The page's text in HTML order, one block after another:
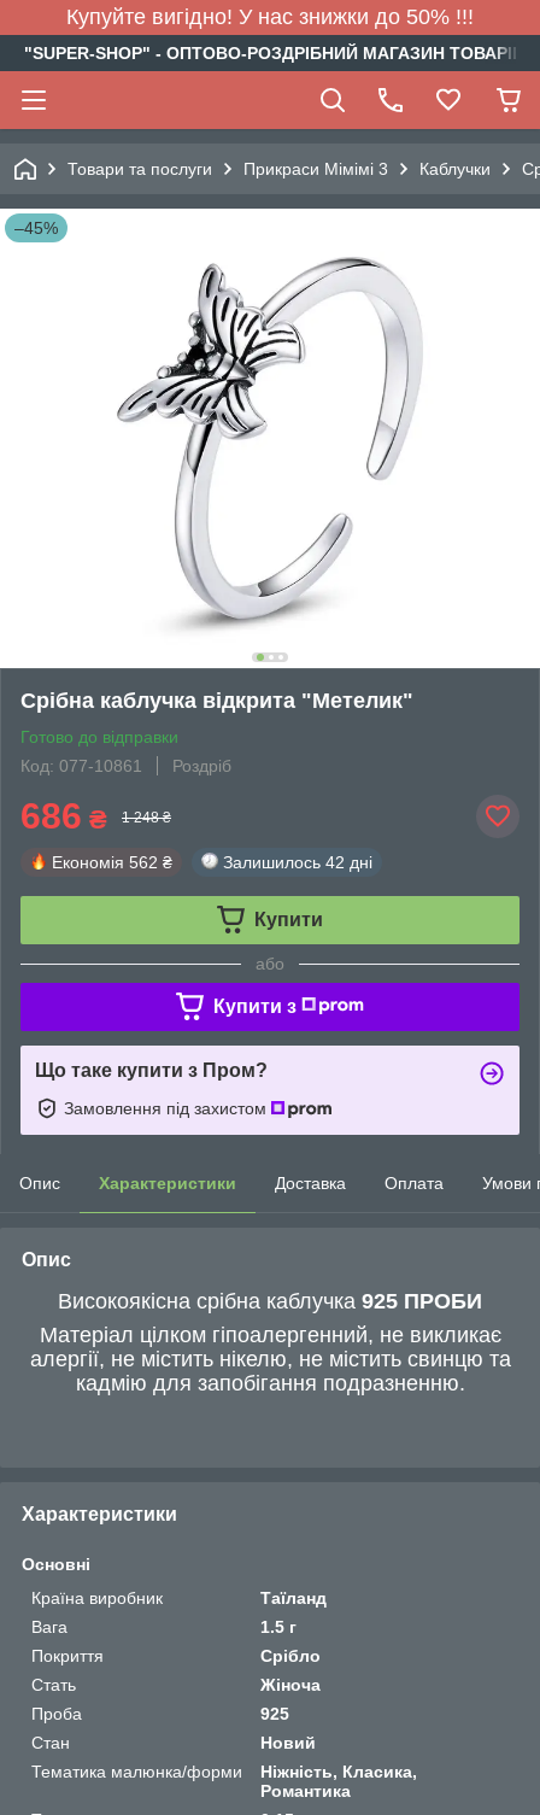
Купуйте вигідно! У нас знижки до 50% !!!
"SUPER-SHOP" - ОПТОВО-РОЗДРІБНИЙ МАГАЗИН
Товари та послуги Прикраси Мімімі 3 Каблучки
–45%
Срібна каблучка відкрита "Метелик"
Готово до відправки
Код: 077-10861
Роздріб
686 ₴ 1 248 ₴
Економія 562 ₴ Залишилось 42 дні
Купити
або
Купити з
Що таке купити з Пром?
Замовлення під захистом
Опис Характеристики Доставка Оплата Умови
Опис
Високоякісна срібна каблучка 925 ПРОБИ
Матеріал цілком гіпоалергенний, не викликає
алергії, не містить нікелю, не містить свинцю та
кадмію для запобігання подразненню.
Характеристики
Основні
Країна виробник
Таїланд
Вага
1.5 г
Покриття
Срібло
Стать
Жіноча
Проба
925
Стан
Новий
Тематика малюнка/форми
Ніжність, Класика,
Романтика